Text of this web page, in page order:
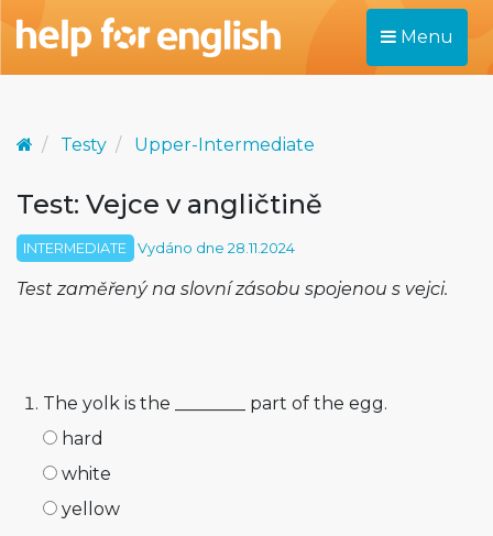
Menu
Testy Upper-Intermediate
Test: Vejce v angličtině
INTERMEDIATE Vydáno dne 28.11.2024
Test zaměřený na slovní zásobu spojenou s vejci.
The yolk is the ________ part of the egg.
hard
white
yellow